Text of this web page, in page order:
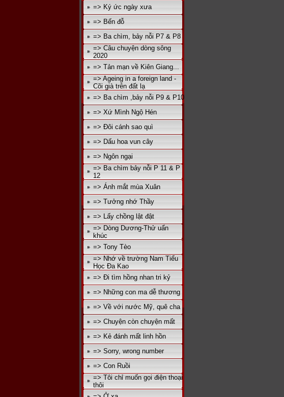
=> Ký ức ngày xưa
=> Bến đỗ
=> Ba chìm, bảy nỗi P7 & P8
=> Câu chuyện dòng sông
2020
=> Tản mạn về Kiên Giang...
=> Ageing in a foreign land -
Cõi già trên đất lạ
=> Ba chìm ,bảy nỗi P9 & P10
=> Xứ Mình Ngộ Hén
=> Đôi cánh sao quì
=> Dấu hoa vun cây
=> Ngôn ngại
=> Ba chìm bảy nỗi P 11 & P
12
=> Ánh mắt mùa Xuân
=> Tưởng nhớ Thầy
=> Lấy chồng lật đật
=> Dòng Dương-Thử uẩn
khúc
=> Tony Tèo
=> Nhớ về trường Nam Tiểu
Học Đa Kao
=> Đi tìm hồng nhan tri kỷ
=> Những con ma dễ thương
=> Về với nước Mỹ, quê cha
=> Chuyện còn chuyện mất
=> Kẻ đánh mất linh hồn
=> Sorry, wrong number
=> Con Ruồi
=> Tôi chỉ muốn gọi điện thoại
thôi